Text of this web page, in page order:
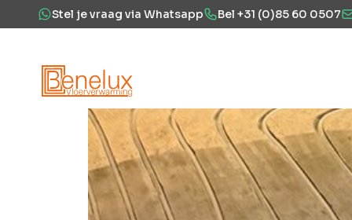
Stel je vraag via Whatsapp Bel +31 (0)85 60 0507
Hoe werkt het? Vloerverwarming ProjectenOver ons